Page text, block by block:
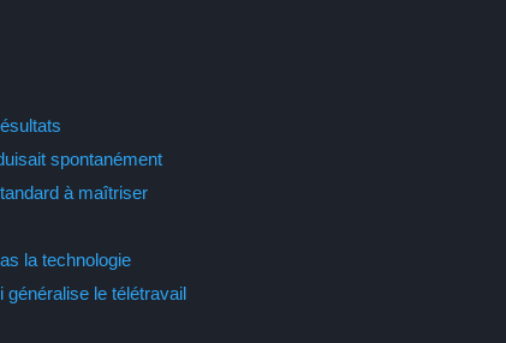
spontanément
à maîtriser
la technologie
généralise le télétravail